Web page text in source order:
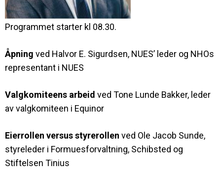
Programmet starter kl 08.30.
Åpning ved Halvor E. Sigurdsen, NUES’ leder og NHOs
representant i NUES
Valgkomiteens arbeid ved Tone Lunde Bakker, leder
av valgkomiteen i Equinor
Eierrollen versus styrerollen ved Ole Jacob Sunde,
styreleder i Formuesforvaltning, Schibsted og
Stiftelsen Tinius